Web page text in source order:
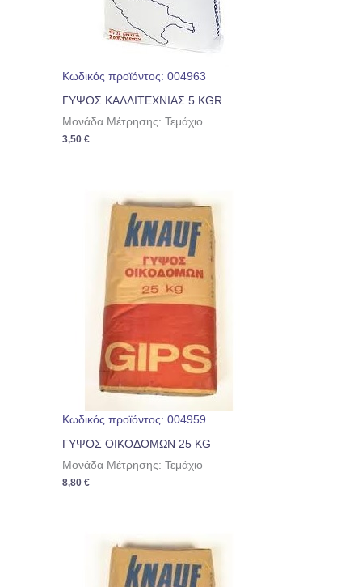
Κωδικός προϊόντος: 004963
ΓΥΨΟΣ ΚΑΛΛΙΤΕΧΝΙΑΣ 5 KGR
Μονάδα Μέτρησης: Τεμάχιο
3,50€
Κωδικός προϊόντος: 004959
ΓΥΨΟΣ ΟΙΚΟΔΟΜΩΝ 25 KG
Μονάδα Μέτρησης: Τεμάχιο
8,80€